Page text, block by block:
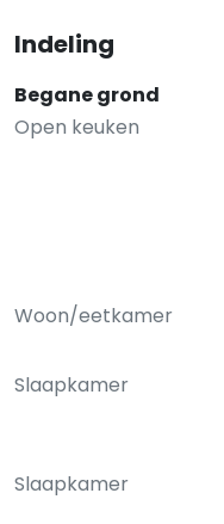
Indeling
Begane grond
Open keuken
Woon/eetkamer
Slaapkamer
Slaapkamer